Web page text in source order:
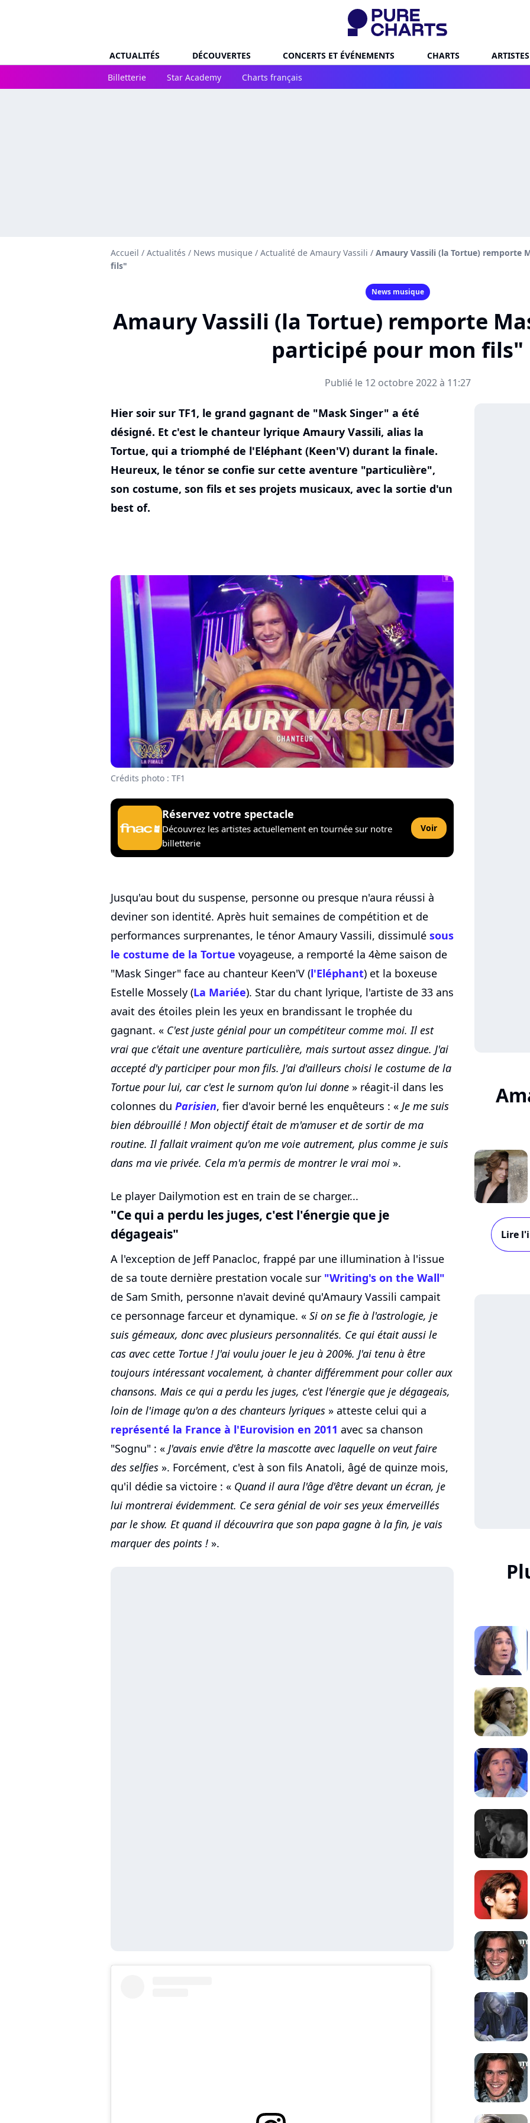
ACTUALITÉS DÉCOUVERTES CONCERTS ET ÉVÉNEMENTS CHARTS ARTISTES
Billetterie
Star Academy Charts français
Accueil / Actualités / News musique / Actualité de Amaury Vassili / Amaury Vassili (la Tortue) remporte
fils"
News musique
Amaury Vassili (la Tortue) remporte
participé pour mon fils"
Publié le 12 octobre 2022 à 11:27
Hier soir sur TF1, le grand gagnant de "Mask Singer" a été
désigné. Et c'est le chanteur lyrique Amaury Vassili, alias la
Tortue, qui a triomphé de l'Eléphant (Keen'V) durant la finale.
Heureux, le ténor se confie sur cette aventure "particulière",
son costume, son fils et ses projets musicaux, avec la sortie d'un
best of.
Crédits photo : TF1
Réservez votre spectacle
Découvrez les artistes actuellement en tournée sur notre
billetterie
Voir
Jusqu'au bout du suspense, personne ou presque n'aura réussi à
deviner son identité. Après huit semaines de compétition et de
performances surprenantes, le ténor Amaury Vassili, dissimulé sous
le costume de la Tortue voyageuse, a remporté la 4ème saison de
"Mask Singer" face au chanteur Keen'V (l'Eléphant) et la boxeuse
Estelle Mossely (La Mariée). Star du chant lyrique, l'artiste de 33 ans
avait des étoiles plein les yeux en brandissant le trophée du
gagnant. « C'est juste génial pour un compétiteur comme moi. Il est
vrai que c'était une aventure particulière, mais surtout assez dingue. J'ai
accepté d'y participer pour mon fils. J'ai d'ailleurs choisi le costume de la
Tortue pour lui, car c'est le surnom qu'on lui donne » réagit-il dans les
colonnes du Parisien, fier d'avoir berné les enquêteurs : « Je me suis
bien débrouillé ! Mon objectif était de m'amuser et de sortir de ma
routine. Il fallait vraiment qu'on me voie autrement, plus comme je suis
dans ma vie privée. Cela m'a permis de montrer le vrai moi ».
Le player Dailymotion est en train de se charger...
"Ce qui a perdu les juges, c'est l'énergie que je
dégageais"
A l'exception de Jeff Panacloc, frappé par une illumination à l'issue
de sa toute dernière prestation vocale sur "Writing's on the Wall"
de Sam Smith, personne n'avait deviné qu'Amaury Vassili campait
ce personnage farceur et dynamique. « Si on se fie à l'astrologie, je
suis gémeaux, donc avec plusieurs personnalités. Ce qui était aussi le
cas avec cette Tortue ! J'ai voulu jouer le jeu à 200%. J'ai tenu à être
toujours intéressant vocalement, à chanter différemment pour coller aux
chansons. Mais ce qui a perdu les juges, c'est l'énergie que je dégageais,
loin de l'image qu'on a des chanteurs lyriques » atteste celui qui a
représenté la France à l'Eurovision en 2011 avec sa chanson
"Sognu" : « J'avais envie d'être la mascotte avec laquelle on veut faire
des selfies ». Forcément, c'est à son fils Anatoli, âgé de quinze mois,
qu'il dédie sa victoire : « Quand il aura l'âge d'être devant un écran, je
lui montrerai évidemment. Ce sera génial de voir ses yeux émerveillés
par le show. Et quand il découvrira que son papa gagne à la fin, je vais
marquer des points ! ».
Lire